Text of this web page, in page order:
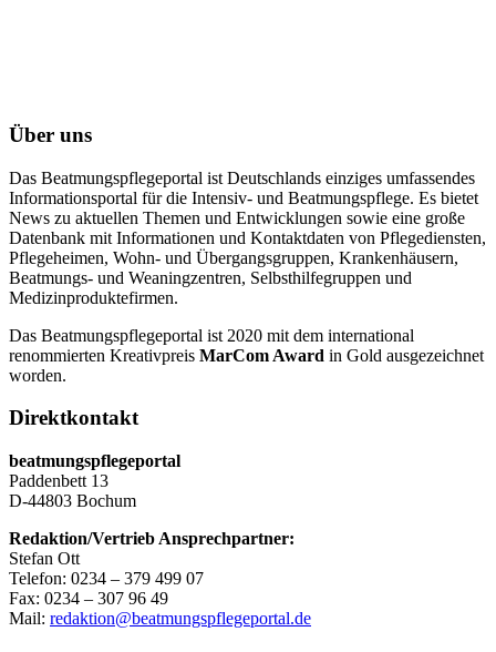
Über uns
Das Beatmungspflegeportal ist Deutschlands einziges umfassendes
Informationsportal für die Intensiv- und Beatmungspflege. Es bietet
News zu aktuellen Themen und Entwicklungen sowie eine große
Datenbank mit Informationen und Kontaktdaten von Pflegediensten,
Pflegeheimen, Wohn- und Übergangsgruppen, Krankenhäusern,
Beatmungs- und Weaningzentren, Selbsthilfegruppen und
Medizinproduktefirmen.
Das Beatmungspflegeportal ist 2020 mit dem international
renommierten Kreativpreis MarCom Award in Gold ausgezeichnet
worden.
Direktkontakt
beatmungspflegeportal
Paddenbett 13
D-44803 Bochum
Redaktion/Vertrieb Ansprechpartner:
Stefan Ott
Telefon: 0234 – 379 499 07
Fax: 0234 – 307 96 49
Mail: redaktion@beatmungspflegeportal.de